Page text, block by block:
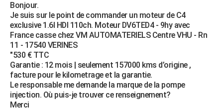
Essais
Réserver un essai
Citadines
Berlines
SUV
Forum auto
+HIGH-TECH
Mobiles
Meilleur smartphone
Internet
Ordinateurs
Jeux vidéo
Guide high-tech
+BRICOLAGE
Forum
Aménagement intérieur
Extérieur
Cuisine
Salle de bains
Jardinage
Rangement
WEEK-END
Guides de France
Escapades
Patrimoine
Expositions
Musées
Week-end nature
+LIFESTYLE
Art de vivre
Bien-être
Loisirs
Mode
Modes de vie
SANTE
Bonjour.
Je suis sur le point de commander un moteur de C4
exclusive 1.6l HDI 110ch. Moteur DV6TED4 - 9hy avec
France casse chez VM AUTOMATERIELS Centre VHU - Rn
11 - 17540 VERINES
"530 € TTC
Garantie : 12 mois | seulement 157000 kms d’origine ,
facture pour le kilometrage et la garantie.
Le responsable me demande la marque de la pompe
injection. Où puis-je trouver ce renseignement?
Merci